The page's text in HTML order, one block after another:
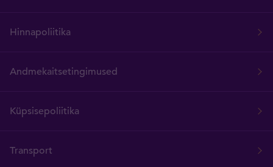
Hinnapoliitika
Andmekaitsetingimused
Küpsisepoliitika
Transport